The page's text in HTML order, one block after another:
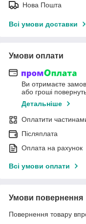
Нова Пошта
Всі умови доставки
Умови оплати
Ви отримаєте
або гроші
Детальніше
Оплатити
Післяплата
Оплата на рахунок
Всі умови оплати
Умови повернення
Повернення товару